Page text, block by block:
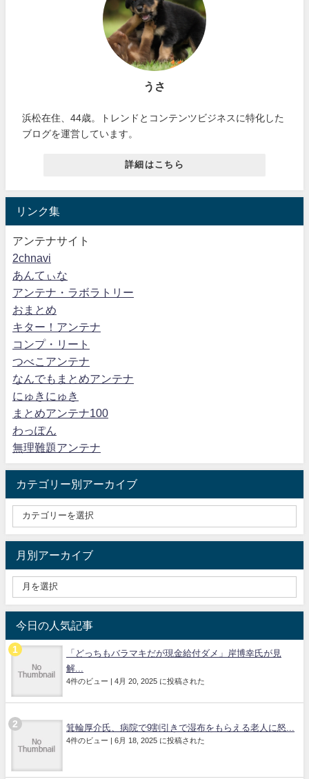
うさ
浜松在住、44歳。トレンドとコンテンツビジネスに特化した
ブログを運営しています。
詳細はこちら
リンク集
アンテナサイト
2chnavi
あんてぃな
アンテナ・ラボラトリー
おまとめ
キター！アンテナ
コンプ・リート
つべこアンテナ
なんでもまとめアンテナ
にゅきにゅき
まとめアンテナ100
わっぽん
無理難題アンテナ
カテゴリー別アーカイブ
月別アーカイブ
今日の人気記事
「どっちもバラマキだが現金給付ダメ」岸博幸氏が見
解...
4件のビュー 4月 20, 2025 に投稿された
箕輪厚介氏、病院で9割引きで湿布をもらえる老人に怒...
4件のビュー 6月 18, 2025 に投稿された